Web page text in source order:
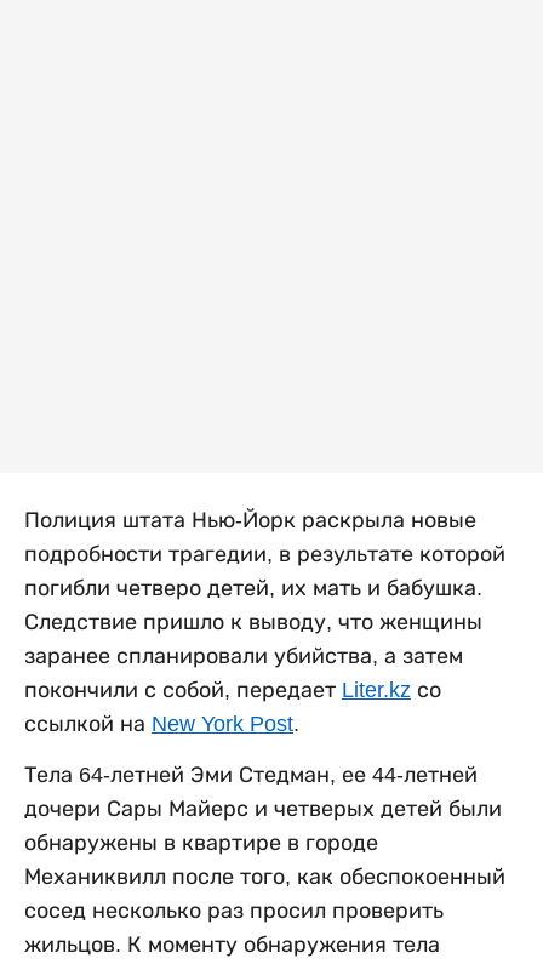
Полиция штата Нью-Йорк раскрыла новые
подробности трагедии, в результате которой
погибли четверо детей, их мать и бабушка.
Следствие пришло к выводу, что женщины
заранее спланировали убийства, а затем
покончили с собой, передает Liter.kz со
ссылкой на New York Post.
Тела 64-летней Эми Стедман, ее 44-летней
дочери Сары Майерс и четверых детей были
обнаружены в квартире в городе
Механиквилл после того, как обеспокоенный
сосед несколько раз просил проверить
жильцов. К моменту обнаружения тела